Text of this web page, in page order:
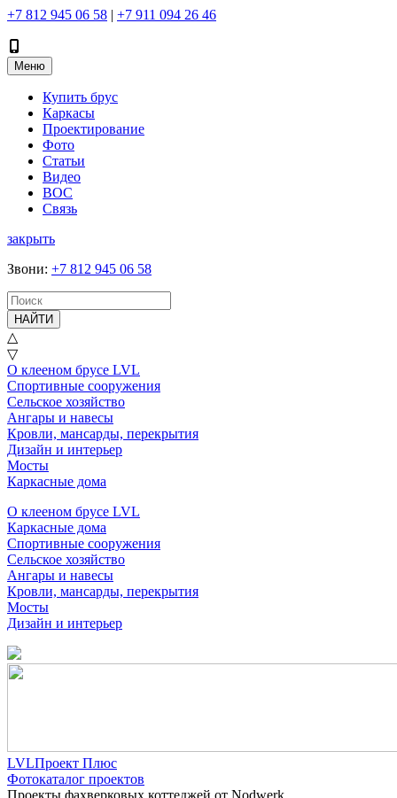
+7 812 945 06 58 | +7 911 094 26 46
Меню
Купить брус
Каркасы
Проектирование
Фото
Статьи
Видео
ВОС
Связь
закрыть
Звони: +7 812 945 06 58
НАЙТИ
△
▽
О клееном брусе LVL
Спортивные сооружения
Сельское хозяйство
Ангары и навесы
Кровли, мансарды, перекрытия
Дизайн и интерьер
Мосты
Каркасные дома
О клееном брусе LVL
Каркасные дома
Спортивные сооружения
Сельское хозяйство
Ангары и навесы
Кровли, мансарды, перекрытия
Мосты
Дизайн и интерьер
LVLПроект Плюс
Фотокаталог проектов
Проекты фахверковых коттеджей от Nodwerk